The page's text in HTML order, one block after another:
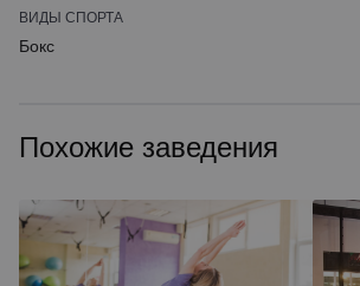
ВИДЫ СПОРТА
Бокс
Похожие заведения